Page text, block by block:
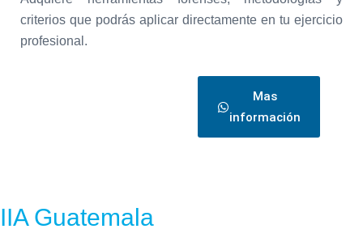
criterios que podrás aplicar directamente en tu ejercicio
profesional.
Mas
información
IIA Guatemala